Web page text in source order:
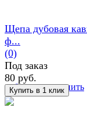
избранное сравнить
Щепа дубовая
ф...
(0)
Под заказ
80 руб.